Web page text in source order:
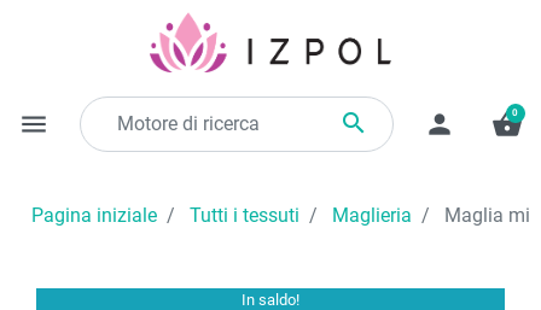
menu  person shopping_basket
0
Pagina iniziale Tutti i tessuti Maglieria Maglia
In saldo!